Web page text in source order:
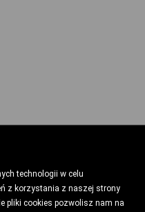
technologii w celu
z korzystania z naszej strony
pliki cookies pozwolisz nam na